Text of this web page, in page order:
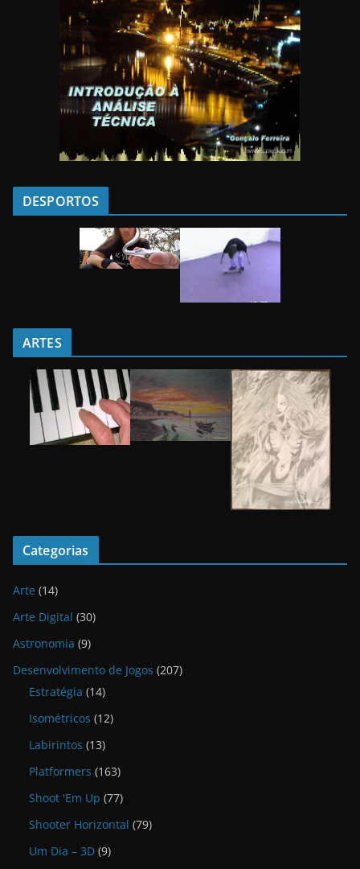
DESPORTOS
ARTES
Categorias
Arte (14)
Arte Digital (30)
Astronomia (9)
Desenvolvimento de Jogos (207)
Estratégia (14)
Isométricos (12)
Labirintos (13)
Platformers (163)
Shoot 'Em Up (77)
Shooter Horizontal (79)
Um Dia – 3D (9)